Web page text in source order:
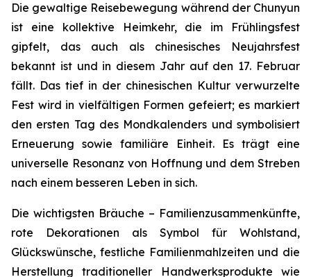
Die gewaltige Reisebewegung während der Chunyun
ist eine kollektive Heimkehr, die im Frühlingsfest
gipfelt, das auch als chinesisches Neujahrsfest
bekannt ist und in diesem Jahr auf den 17. Februar
fällt. Das tief in der chinesischen Kultur verwurzelte
Fest wird in vielfältigen Formen gefeiert; es markiert
den ersten Tag des Mondkalenders und symbolisiert
Erneuerung sowie familiäre Einheit. Es trägt eine
universelle Resonanz von Hoffnung und dem Streben
nach einem besseren Leben in sich.
Die wichtigsten Bräuche – Familienzusammenkünfte,
rote Dekorationen als Symbol für Wohlstand,
Glückswünsche, festliche Familienmahlzeiten und die
Herstellung traditioneller Handwerksprodukte wie